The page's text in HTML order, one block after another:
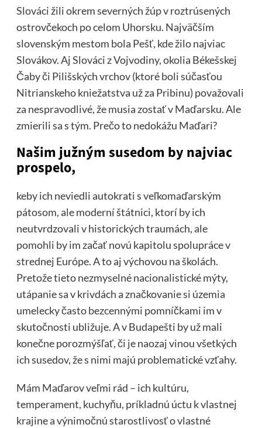
Slováci žili okrem severných žúp v roztrúsených
ostrovčekoch po celom Uhorsku. Najväčším
slovenským mestom bola Pešť, kde žilo najviac
Slovákov. Aj Slováci z Vojvodiny, okolia Békešskej
Čaby či Pilišských vrchov (ktoré boli súčasťou
Nitrianskeho kniežatstva už za Pribinu) považovali
za nespravodlivé, že musia zostať v Maďarsku. Ale
zmierili sa s tým. Prečo to nedokážu Maďari?
Našim južným susedom by najviac
prospelo,
keby ich neviedli autokrati s veľkomaďarským
pátosom, ale moderní štátnici, ktorí by ich
neutvrdzovali v historických traumách, ale
pomohli by im začať novú kapitolu spolupráce v
strednej Európe. A to aj výchovou na školách.
Pretože tieto nezmyselné nacionalistické mýty,
utápanie sa v krivdách a značkovanie si územia
umelecky často bezcennými pomníčkami im v
skutočnosti ubližuje. A v Budapešti by už mali
konečne porozmýšľať, či je naozaj vinou všetkých
ich susedov, že s nimi majú problematické vzťahy.
Mám Maďarov veľmi rád – ich kultúru,
temperament, kuchyňu, príkladnú úctu k vlastnej
krajine a výnimočnú starostlivosť o vlastné